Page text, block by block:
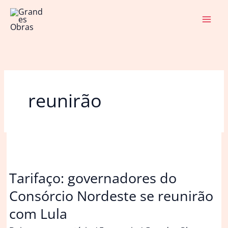
para
reunirão
Tarifaço: governadores do
Consórcio Nordeste se reunirão
com Lula